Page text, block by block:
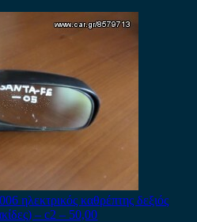
ηλεκτρικός καθρέπτης δεξιός
– c2 – 50,00